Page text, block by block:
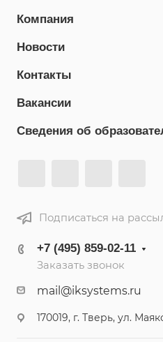
Компания
Новости
Контакты
Вакансии
Сведения об
Подписаться на
+7 (495) 859-02-11
Заказать звонок
mail@iksystems.ru
170019, г. Тверь, ул.